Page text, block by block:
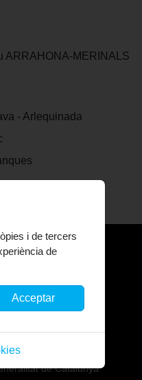
ARRAHONA-MERINALS
- Arlequinada
de Catalunya
i de tercers
de
Acceptar